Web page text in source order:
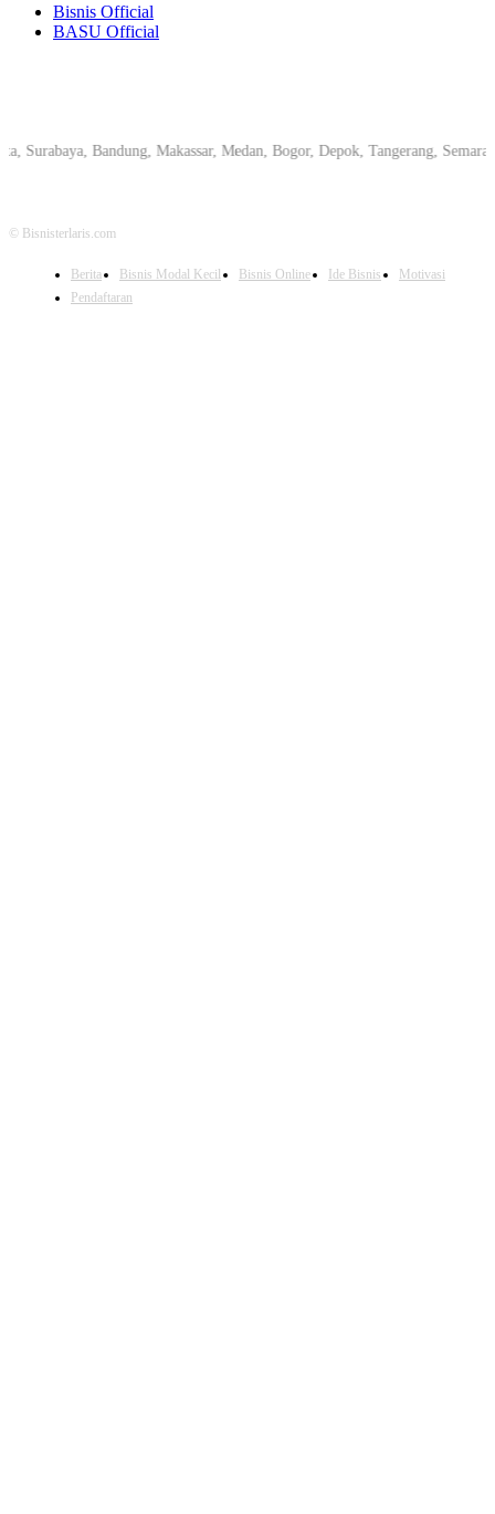
Bisnis Official
BASU Official
Bandung, Makassar, Medan, Bogor, Depok, Tangerang, Semarang,
© Bisnisterlaris.com
Berita Bisnis Modal Kecil Bisnis Online Ide Bisnis
Motivasi
Pendaftaran